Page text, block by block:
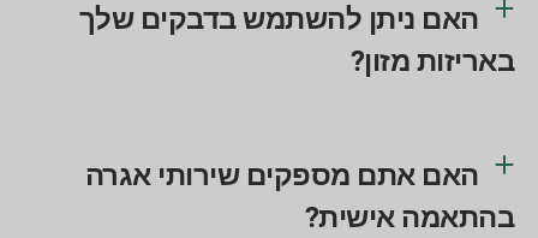
האם ניתן להשתמש בדבקים שלך
באריזות מזון?
האם אתם מספקים שירותי אגרה
בהתאמה אישית?